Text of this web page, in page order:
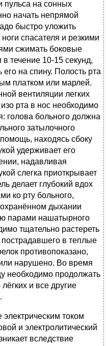
пульса на сонных
начать непрямой
быстро уложить
спасателя и резкими
сжимать боковые
в течение 10-15 секунд,
на спину. Полость рта
платком или марлей.
вентиляции легких
рта в нос необходимо
голова больного должна
затылочного
находясь сбоку
удерживает его
надавливая
слегка приоткрывает
делает глубокий вдох
ко рту больного,
дыхании
парами нашатырного
тщательно растереть
в теплые
противопоказано,
или нарушено. Во время
необходимо продолжать
и все другие
током
и электролитический
вследствие